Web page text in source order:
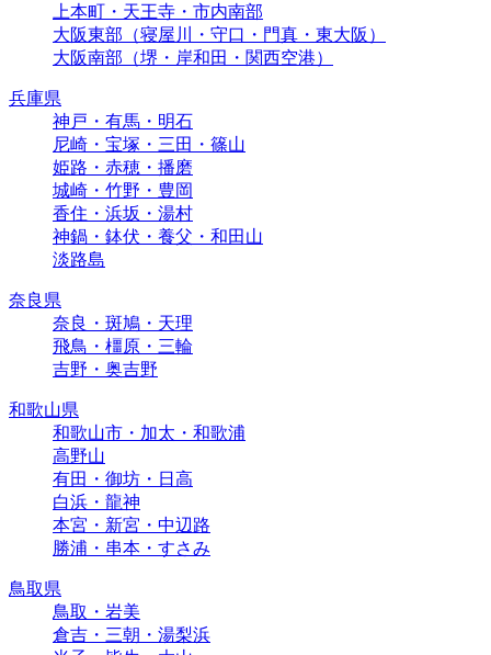
上本町・天王寺・市内南部
大阪東部（寝屋川・守口・門真・東大阪）
大阪南部（堺・岸和田・関西空港）
兵庫県
神戸・有馬・明石
尼崎・宝塚・三田・篠山
姫路・赤穂・播磨
城崎・竹野・豊岡
香住・浜坂・湯村
神鍋・鉢伏・養父・和田山
淡路島
奈良県
奈良・斑鳩・天理
飛鳥・橿原・三輪
吉野・奥吉野
和歌山県
和歌山市・加太・和歌浦
高野山
有田・御坊・日高
白浜・龍神
本宮・新宮・中辺路
勝浦・串本・すさみ
鳥取県
鳥取・岩美
倉吉・三朝・湯梨浜